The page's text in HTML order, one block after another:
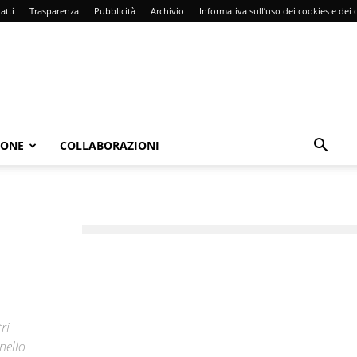
Trasparenza Pubblicità Archivio Informativa sull’uso dei cookies e dei
COLLABORAZIONI